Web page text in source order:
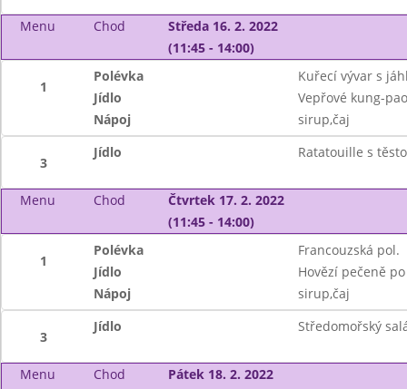
Menu Chod
Středa 16. 2. 2022
(11:45 - 14:00)
1
Polévka
Kuřecí vývar s
Jídlo
Vepřové kung-
Nápoj
sirup,čaj
3
Jídlo Ratatouille s
Menu Chod
Čtvrtek 17. 2. 2022
(11:45 - 14:00)
1
Polévka
Francouzská pol.
Jídlo
Hovězí pečeně
Nápoj
sirup,čaj
3
Jídlo Středomořský
Menu Chod
Pátek 18. 2. 2022